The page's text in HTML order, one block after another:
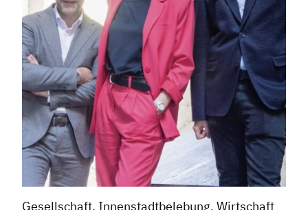
Gesellschaft, Innenstadtbelebung, Wirtschaft